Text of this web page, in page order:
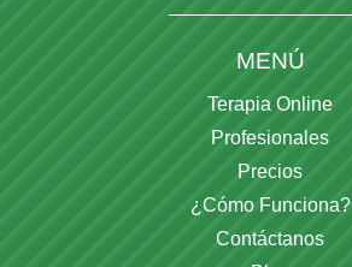
MENÚ
Terapia Online
Profesionales
Precios
¿Cómo Funciona?
Contáctanos